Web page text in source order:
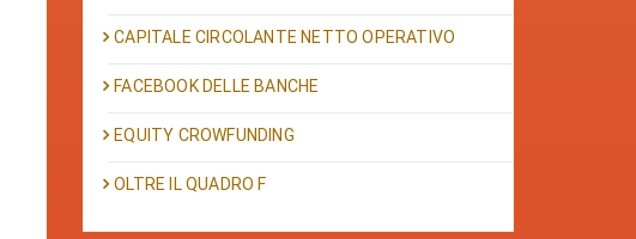
CAPITALE CIRCOLANTE NETTO OPERATIVO
FACEBOOK DELLE BANCHE
EQUITY CROWFUNDING
OLTRE IL QUADRO F